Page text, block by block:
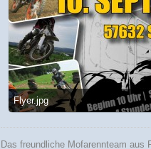
Flyer.jpg
1,25 MB, 1.264×1.772, 2.707 mal
Das freundliche Mofarennteam aus